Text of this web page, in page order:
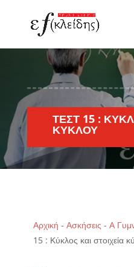
ΤΕΣΤ 15 :
ΚΎΚΛΟΥ
Αρχική - Ασκήσεις - Α
15 : Κύκλος και στοιχεία